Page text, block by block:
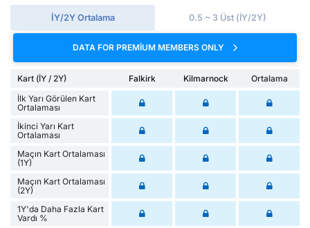
İY/2Y Ortalama 0.5 ~ 3 Üst (İY/2Y)
DATA FOR PREMIUM MEMBERS ONLY
Kart (İY / 2Y) Falkirk Kilmarnock
Ortalama
İlk Yarı Görülen Kart
Ortalaması
İkinci Yarı Kart
Ortalaması
Maçın Kart Ortalaması
(1Y)
Maçın Kart Ortalaması
(2Y)
1Y'da Daha Fazla Kart
Vardı %